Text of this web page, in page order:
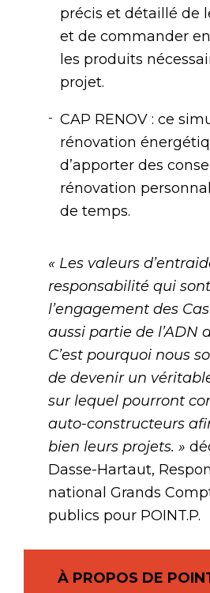
précis et détaillé de
et de commander
les produits
projet.
CAP RENOV : ce
rénovation
d’apporter des
rénovation
de temps.
« Les valeurs
responsabilité qui
l’engagement des
aussi partie de l’ADN
C’est pourquoi nous
de devenir un
sur lequel pourront
auto-constructeurs
bien leurs projets. »
Dasse-Hartaut,
national Grands
publics pour POINT.P.
À PROPOS DE